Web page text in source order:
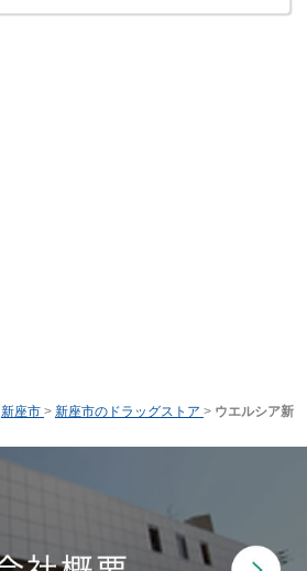
新座市 > 新座市のドラッグストア > ウエルシア新